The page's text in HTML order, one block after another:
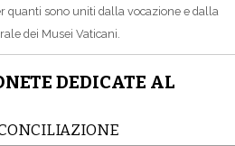
quanti sono uniti dalla vocazione e dalla
dei Musei Vaticani.
DEDICATE AL